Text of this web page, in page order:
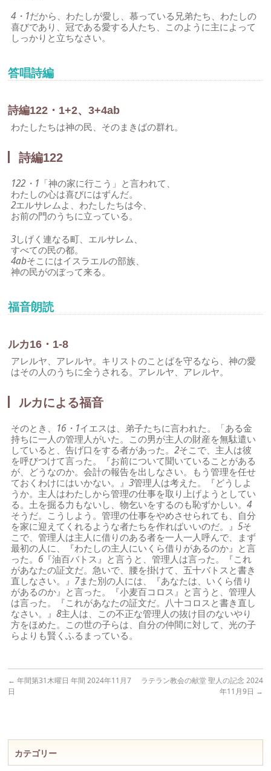
4・1だから、わたしが愛し、慕っている兄弟たち、わたしの
喜びであり、冠である愛する人たち、このように主によって
しっかりと立ちなさい。
答唱詩編
詩編122・1+2、3+4ab
わたしたちは神の民、そのまきばの群れ。
詩編122
122・1 「神の家に行こう」と言われて、
わたしの心は喜びにはずんだ。
2エルサレムよ、わたしたちは今、
お前の門のうちに立っている。
3しげく連なる町、エルサレム、
すべての民の都。
4abそこにはイスラエルの部族、
神の民がのぼって来る。
福音朗読
ルカ16・1-8
アレルヤ、アレルヤ。キリストのことばを守るなら、神の愛
はその人のうちに全うされる。アレルヤ、アレルヤ。
ルカによる福音
そのとき、 16・1イエスは、弟子たちに言われた。「ある金
持ちに一人の管理人がいた。この男が主人の財産を無駄遣い
していると、告げ口をする者があった。2そこで、主人は彼
を呼びつけて言った。『お前について聞いていることがある
が、どうなのか。会計の報告を出しなさい。もう管理を任せ
ておくわけにはいかない。』3管理人は考えた。『どうしよ
うか。主人はわたしから管理の仕事を取り上げようとしてい
る。土を掘る力もないし、物乞いをするのも恥ずかしい。4
そうだ。こうしよう。管理の仕事をやめさせられても、自分
を家に迎えてくれるような者たちを作ればいいのだ。』5そ
こで、管理人は主人に借りのある者を一人一人呼んで、まず
最初の人に、『わたしの主人にいくら借りがあるのか』と言
った。 6『油百バトス』と言うと、管理人は言った。『これ
があなたの証文だ。急いで、腰を掛けて、五十バトスと書き
直しなさい。』 7また別の人には、『あなたは、いくら借り
があるのか』と言った。『小麦百コロス』と言うと、管理人
は言った。『これがあなたの証文だ。八十コロスと書き直し
なさい。』8主人は、この不正な管理人の抜け目のないやり
方をほめた。この世の子らは、自分の仲間に対して、光の子
らよりも賢くふるまっている。
← 年間第31木曜日 年間 2024年11月7
日
ラテラン教会の献堂 聖人の記念 2024
年11月9日 →
カテゴリー